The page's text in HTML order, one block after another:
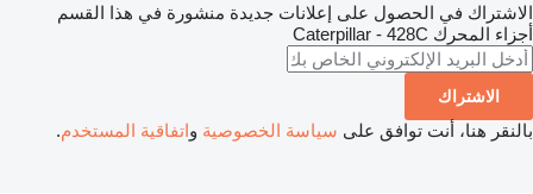
الاشتراك في الحصول على إعلانات جديدة منشورة في هذا القسم
أجزاء المحرك Caterpillar - 428C
الاشتراك
بالنقر هنا، أنت توافق على سياسة الخصوصية واتفاقية المستخدم.